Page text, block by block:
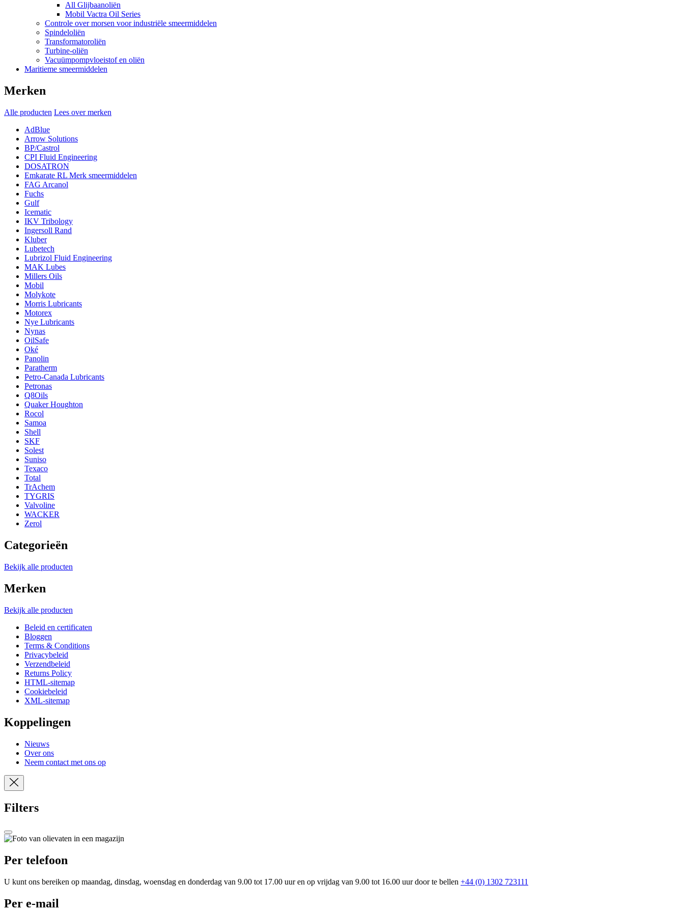
All Glijbaanoliën
Mobil Vactra Oil Series
Controle over morsen voor industriële smeermiddelen
Spindeloliën
Transformatoroliën
Turbine-oliën
Vacuümpompvloeistof en oliën
Maritieme smeermiddelen
Merken
Alle producten Lees over merken
AdBlue
Arrow Solutions
BP/Castrol
CPI Fluid Engineering
DOSATRON
Emkarate RL Merk smeermiddelen
FAG Arcanol
Fuchs
Gulf
Icematic
IKV Tribology
Ingersoll Rand
Kluber
Lubetech
Lubrizol Fluid Engineering
MAK Lubes
Millers Oils
Mobil
Molykote
Morris Lubricants
Motorex
Nye Lubricants
Nynas
OilSafe
Oké
Panolin
Paratherm
Petro-Canada Lubricants
Petronas
Q8Oils
Quaker Houghton
Rocol
Samoa
Shell
SKF
Solest
Suniso
Texaco
Total
TrAchem
TYGRIS
Valvoline
WACKER
Zerol
Categorieën
Bekijk alle producten
Merken
Bekijk alle producten
Beleid en certificaten
Bloggen
Terms & Conditions
Privacybeleid
Verzendbeleid
Returns Policy
HTML-sitemap
Cookiebeleid
XML-sitemap
Koppelingen
Nieuws
Over ons
Neem contact met ons op
Filters
Per telefoon
U kunt ons bereiken op maandag, dinsdag, woensdag en donderdag van 9.00 tot 17.00 uur en op vrijdag van 9.00 tot 16.00 uur door te bellen +44 (0) 1302 723111
Per e-mail